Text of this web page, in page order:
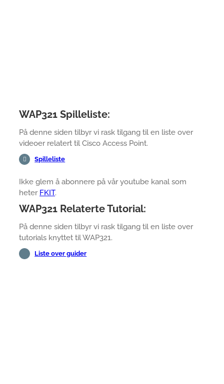
WAP321 Spilleliste:
På denne siden tilbyr vi rask tilgang til en liste over
videoer relatert til Cisco Access Point.
Spilleliste
Ikke glem å abonnere på vår youtube kanal som
heter FKIT.
WAP321 Relaterte Tutorial:
På denne siden tilbyr vi rask tilgang til en liste over
tutorials knyttet til WAP321.
Liste over guider